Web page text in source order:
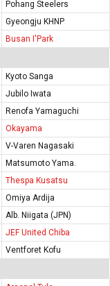
Pohang Steelers
Gyeongju KHNP
Busan I'Park
Kyoto Sanga
Jubilo Iwata
Renofa Yamaguchi
Okayama
V-Varen Nagasaki
Matsumoto Yama.
Thespa Kusatsu
Omiya Ardija
Alb. Niigata (JPN)
JEF United Chiba
Ventforet Kofu